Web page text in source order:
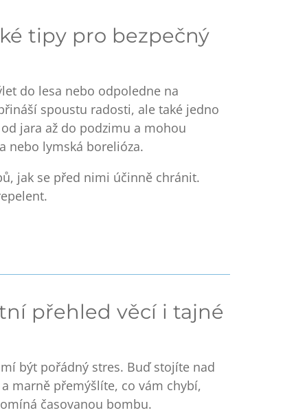
tipy pro bezpečný
do lesa nebo odpoledne na
spoustu radosti, ale také jedno
jara až do podzimu a mohou
nebo lymská borelióza.
jak se před nimi účinně chránit.
přehled věcí i tajné
být pořádný stres. Buď stojíte nad
marně přemýšlíte, co vám chybí,
časovanou bombu.